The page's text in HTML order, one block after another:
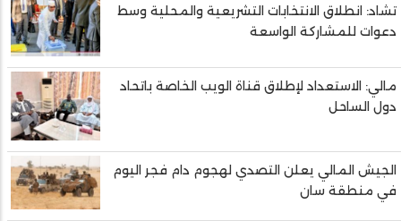
تشاد: انطلاق الانتخابات التشريعية والمحلية وسط
دعوات للمشاركة الواسعة
مالي: الاستعداد لإطلاق قناة الويب الخاصة باتحاد
دول الساحل
الجيش المالي يعلن التصدي لهجوم دام فجر اليوم
في منطقة سان